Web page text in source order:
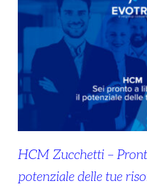
HCM Zucchetti –
potenziale delle tue